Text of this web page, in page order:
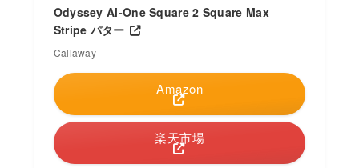
Odyssey Ai-One Square 2 Square Max
Stripe パター
Callaway
Amazon
楽天市場